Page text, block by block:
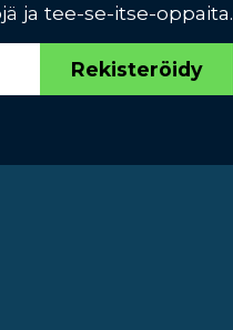
ja tee-se-itse-oppaita.
Rekisteröidy